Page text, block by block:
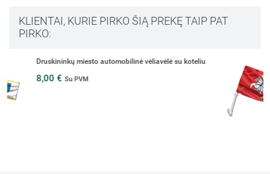
KLIENTAI, KURIE PIRKO ŠIĄ PREKĘ TAIP PAT
PIRKO:
Senojo Vyčio IV automobilinė vėliavėlė su koteliu
8,00 €